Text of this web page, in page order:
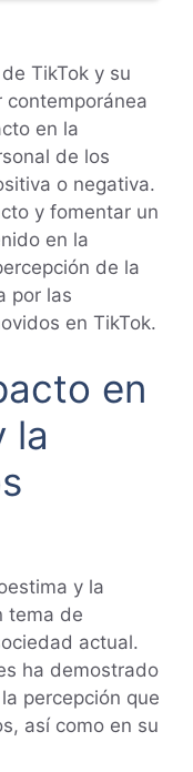
TikTok y su
contemporánea
en la
de los
o negativa.
y fomentar un
en la
de la
por las
en TikTok.
en
la
y la
tema de
actual.
ha demostrado
percepción que
así como en su